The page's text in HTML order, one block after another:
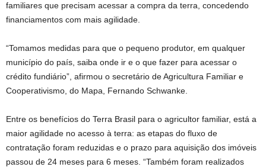
familiares que precisam acessar a compra da terra, concedendo
financiamentos com mais agilidade.
“Tomamos medidas para que o pequeno produtor, em qualquer
município do país, saiba onde ir e o que fazer para acessar o
crédito fundiário”, afirmou o secretário de Agricultura Familiar e
Cooperativismo, do Mapa, Fernando Schwanke.
Entre os benefícios do Terra Brasil para o agricultor familiar, está a
maior agilidade no acesso à terra: as etapas do fluxo de
contratação foram reduzidas e o prazo para aquisição dos imóveis
passou de 24 meses para 6 meses. “Também foram realizados